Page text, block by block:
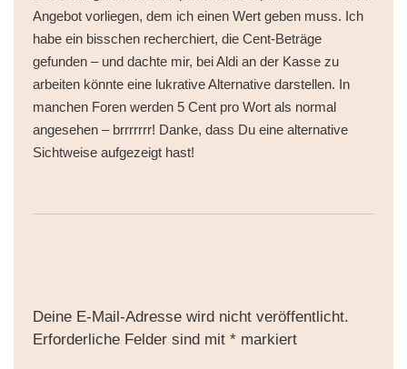
Angebot vorliegen, dem ich einen Wert geben muss. Ich
habe ein bisschen recherchiert, die Cent-Beträge
gefunden – und dachte mir, bei Aldi an der Kasse zu
arbeiten könnte eine lukrative Alternative darstellen. In
manchen Foren werden 5 Cent pro Wort als normal
angesehen – brrrrrrr! Danke, dass Du eine alternative
Sichtweise aufgezeigt hast!
Deine E-Mail-Adresse wird nicht veröffentlicht.
Erforderliche Felder sind mit* markiert